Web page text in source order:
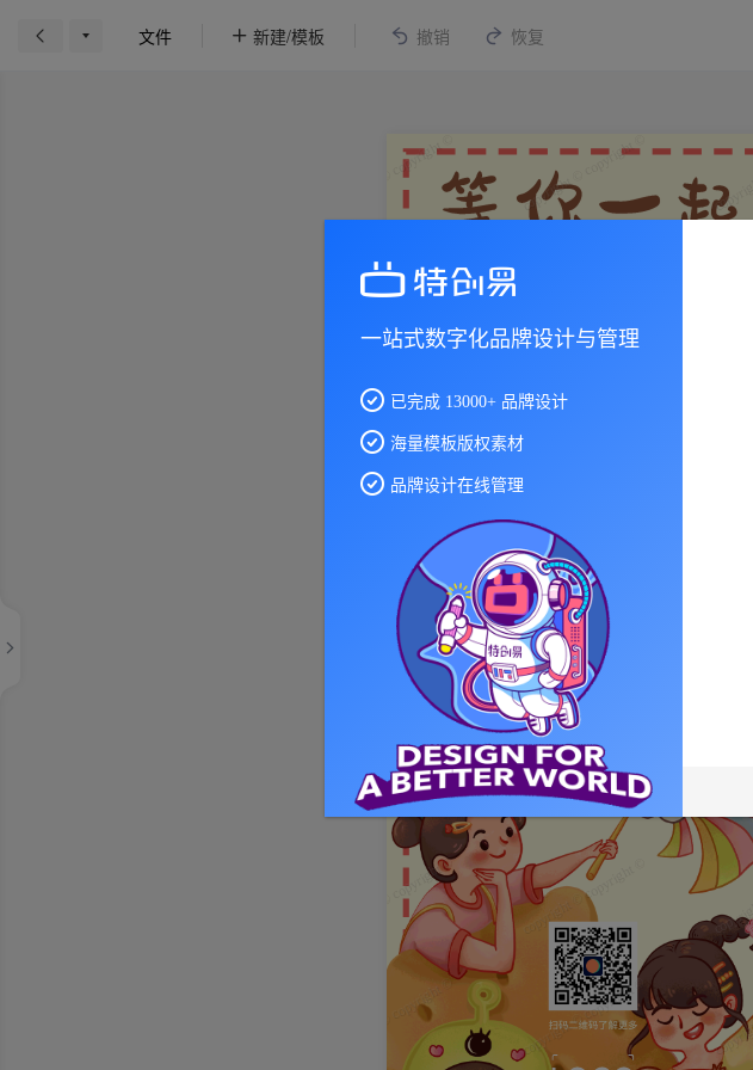
文件 新建/模板 撤销 恢复
一站式数字化品牌设计与管理
已完成 13000+ 品牌设计
海量模板版权素材
品牌设计在线管理